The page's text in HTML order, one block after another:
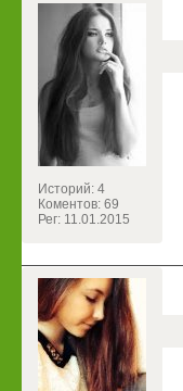
Историй: 4
Коментов: 69
Рег: 11.01.2015